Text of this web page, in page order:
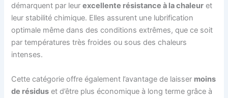
démarquent par leurexcellente résistance à la chaleur et
leur stabilité chimique. Elles assurent une lubrification
optimale même dans des conditions extrêmes, que ce soit
par températures très froides ou sous des chaleurs
intenses.
Cette catégorie offre également l’avantage de laisser moins
de résidus et d’être plus économique à long terme grâce à